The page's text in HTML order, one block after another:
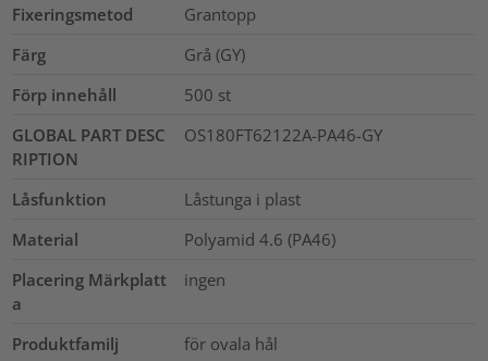
Fixeringsmetod
Grantopp
Färg
Grå (GY)
Förp innehåll
500 st
GLOBAL PART DESC
RIPTION
OS180FT62122A-PA46-GY
Låsfunktion
Låstunga i plast
Material
Polyamid 4.6 (PA46)
Placering Märkplatt
a
ingen
Produktfamilj
för ovala hål